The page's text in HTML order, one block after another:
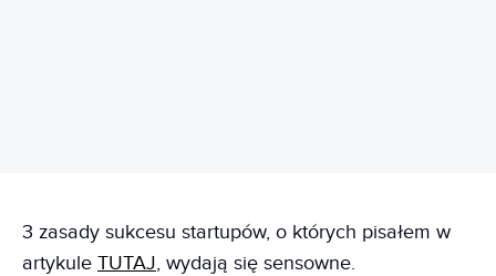
3 zasady sukcesu startupów, o których pisałem w
artykule TUTAJ, wydają się sensowne.